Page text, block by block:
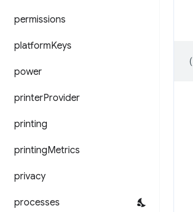
permissions
platformKeys
power
printerProvider
printing
printingMetrics
privacy
processes
(